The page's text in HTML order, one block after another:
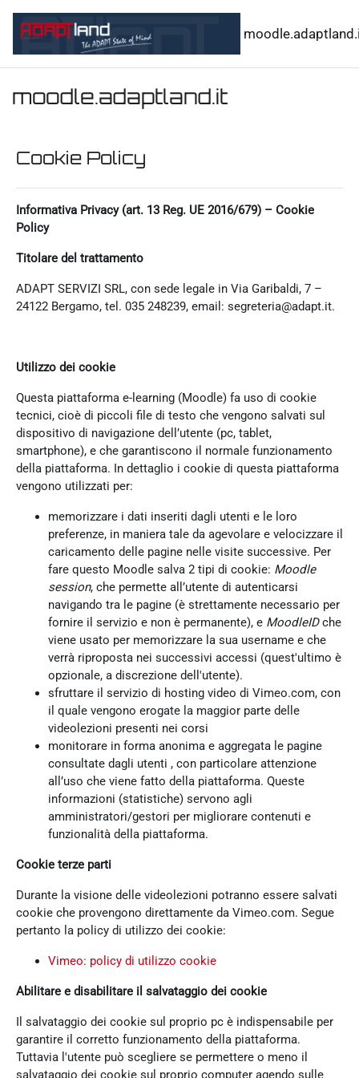
moodle.adaptland.it
Cookie Policy
Informativa Privacy (art. 13 Reg. UE 2016/679) – Cookie
Policy
Titolare del trattamento
ADAPT SERVIZI SRL, con sede legale in Via Garibaldi, 7 –
24122 Bergamo, tel. 035 248239, email: segreteria@adapt.it.
Utilizzo dei cookie
Questa piattaforma e-learning (Moodle) fa uso di cookie
tecnici, cioè di piccoli file di testo che vengono salvati sul
dispositivo di navigazione dell’utente (pc, tablet,
smartphone), e che garantiscono il normale funzionamento
della piattaforma. In dettaglio i cookie di questa piattaforma
vengono utilizzati per:
memorizzare i dati inseriti dagli utenti e le loro
preferenze, in maniera tale da agevolare e velocizzare il
caricamento delle pagine nelle visite successive. Per
fare questo Moodle salva 2 tipi di cookie: Moodle
session, che permette all’utente di autenticarsi
navigando tra le pagine (è strettamente necessario per
fornire il servizio e non è permanente), e MoodleIDche
viene usato per memorizzare la sua username e che
verrà riproposta nei successivi accessi (quest'ultimo è
opzionale, a discrezione dell'utente).
sfruttare il servizio di hosting video di Vimeo.com, con
il quale vengono erogate la maggior parte delle
videolezioni presenti nei corsi
monitorare in forma anonima e aggregata le pagine
consultate dagli utenti , con particolare attenzione
all’uso che viene fatto della piattaforma. Queste
informazioni (statistiche) servono agli
amministratori/gestori per migliorare contenuti e
funzionalità della piattaforma.
Cookie terze parti
Durante la visione delle videolezioni potranno essere salvati
cookie che provengono direttamente da Vimeo.com. Segue
pertanto la policy di utilizzo dei cookie:
Vimeo: policy di utilizzo cookie
Abilitare e disabilitare il salvataggio dei cookie
Il salvataggio dei cookie sul proprio pc è indispensabile per
garantire il corretto funzionamento della piattaforma.
Tuttavia l'utente può scegliere se permettere o meno il
salvataggio dei cookie sul proprio computer agendo sulle